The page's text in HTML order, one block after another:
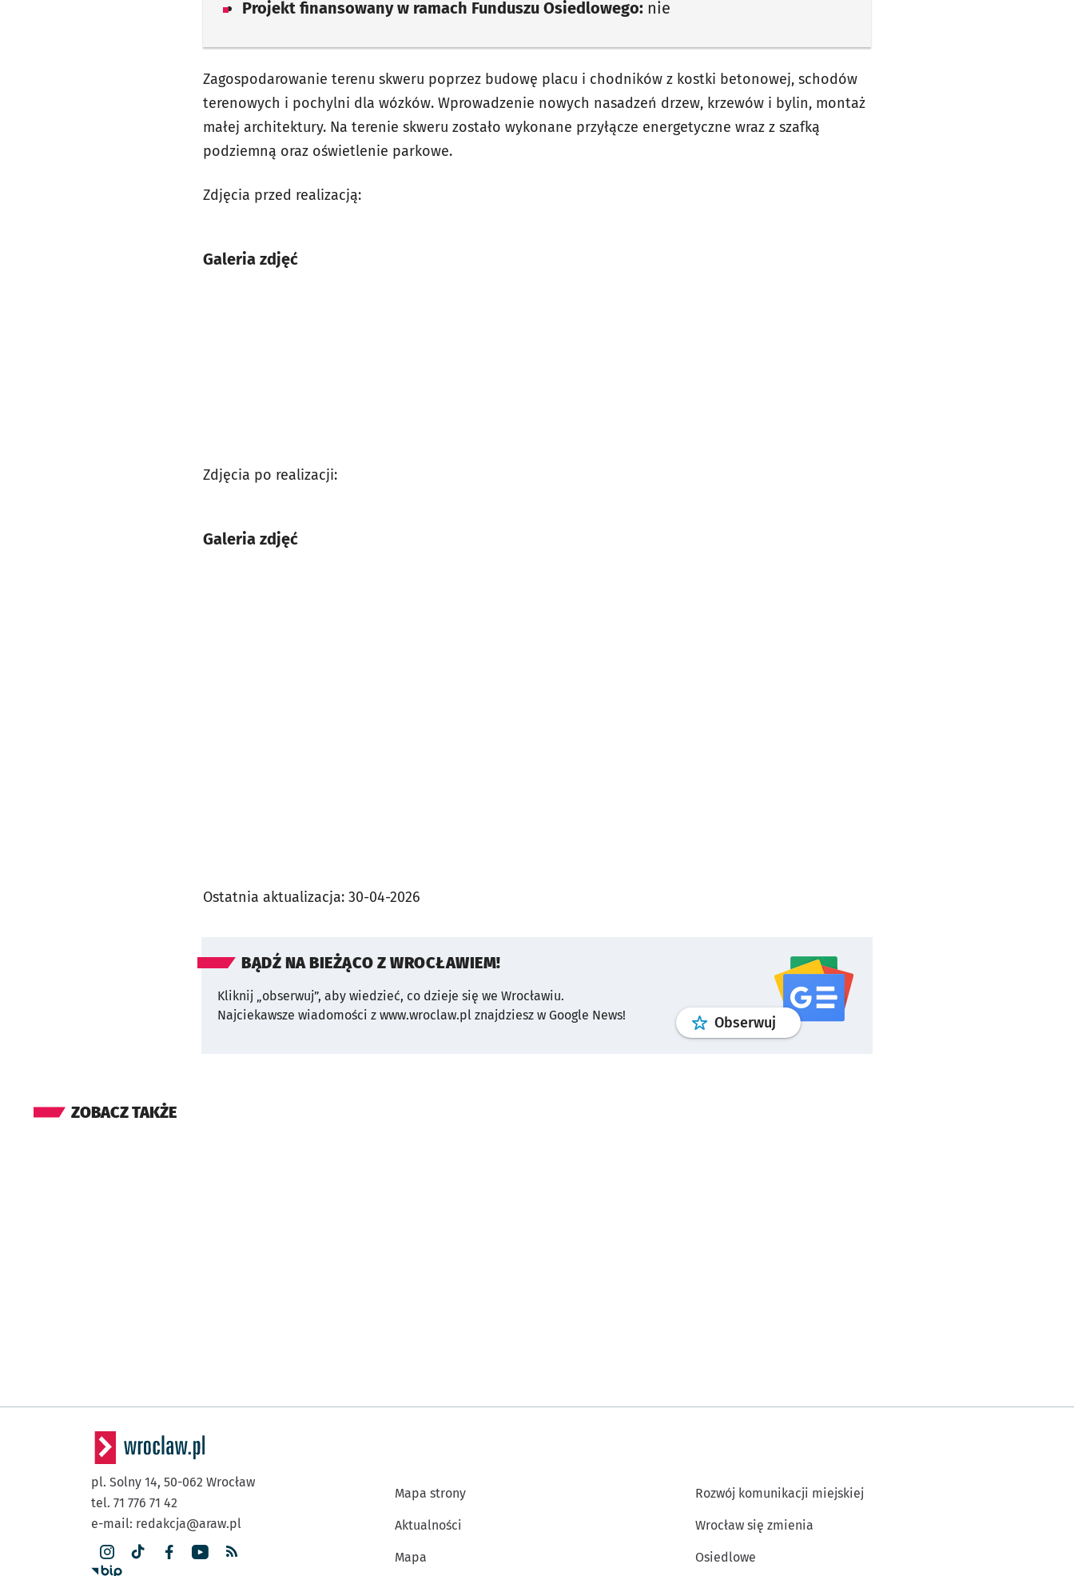
Projekt finansowany w ramach Funduszu Osiedlowego: nie
Zagospodarowanie terenu skweru poprzez budowę placu i chodników z kostki betonowej, schodów
terenowych i pochylni dla wózków. Wprowadzenie nowych nasadzeń drzew, krzewów i bylin, montaż
małej architektury. Na terenie skweru zostało wykonane przyłącze energetyczne wraz z szafką
podziemną oraz oświetlenie parkowe.
Zdjęcia przed realizacją:
Galeria zdjęć
Zdjęcia po realizacji:
Galeria zdjęć
Ostatnia aktualizacja: 30-04-2026
BĄDŹ NA BIEŻĄCO Z WROCŁAWIEM!
Kliknij „obserwuj”, aby wiedzieć, co dzieje się we Wrocławiu.
Najciekawsze wiadomości z www.wroclaw.pl znajdziesz w Google News!
Obserwuj profilgoogle news
ZOBACZ TAKŻE
pl. Solny 14, 50-062 Wrocław
tel. 71 776 71 42
e-mail: redakcja@araw.pl
Mapa strony
Aktualności
Mapa
Rozwój komunikacji miejskiej
Wrocław się zmienia
Osiedlowe